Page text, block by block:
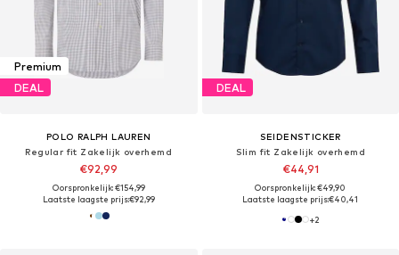
Premium
DEAL
POLO RALPH LAUREN
Regular fit Zakelijk overhemd
€92,99
Oorspronkelijk: €154,99
Laatste laagste prijs:€92,99
DEAL
SEIDENSTICKER
Slim fit Zakelijk overhemd
€44,91
Oorspronkelijk: €49,90
Laatste laagste prijs:€40,41
+2